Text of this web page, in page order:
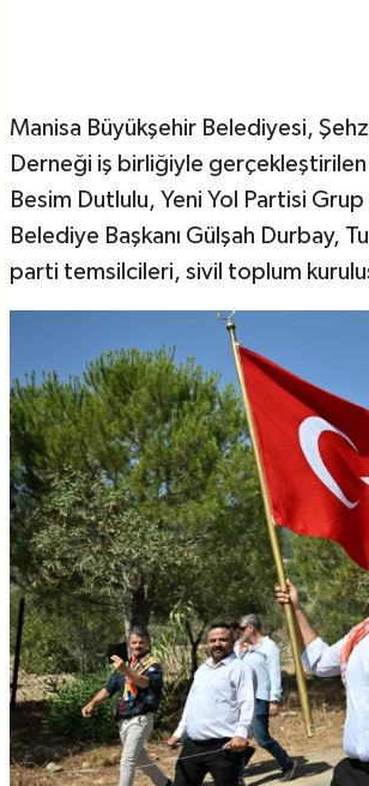
Manisa Büyükşehir Belediyesi,
Derneği iş birliğiyle gerçekleştirilen
Besim Dutlulu, Yeni Yol Partisi
Belediye Başkanı Gülşah Durbay,
parti temsilcileri, sivil toplum